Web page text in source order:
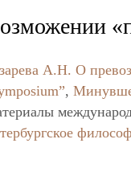
А.Н. О
,